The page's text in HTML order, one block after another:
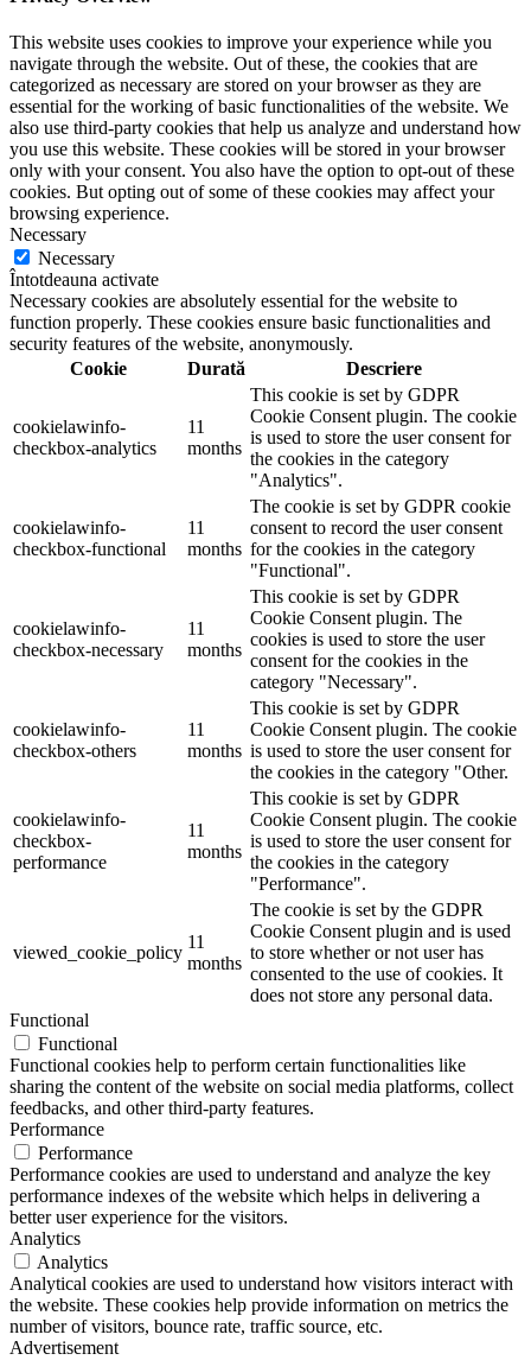
This website uses cookies to improve your experience while you
navigate through the website. Out of these, the cookies that are
categorized as necessary are stored on your browser as they are
essential for the working of basic functionalities of the website. We
also use third-party cookies that help us analyze and understand how
you use this website. These cookies will be stored in your browser
only with your consent. You also have the option to opt-out of these
cookies. But opting out of some of these cookies may affect your
browsing experience.
Necessary
Necessary
Întotdeauna activate
Necessary cookies are absolutely essential for the website to
function properly. These cookies ensure basic functionalities and
security features of the website, anonymously.
Cookie
Durată Descriere
cookielawinfo-
checkbox-analytics
11
months
This cookie is set by GDPR
Cookie Consent plugin. The cookie
is used to store the user consent for
the cookies in the category
"Analytics".
cookielawinfo-
checkbox-functional
11
months
The cookie is set by GDPR cookie
consent to record the user consent
for the cookies in the category
"Functional".
cookielawinfo-
checkbox-necessary
11
months
This cookie is set by GDPR
Cookie Consent plugin. The
cookies is used to store the user
consent for the cookies in the
category "Necessary".
cookielawinfo-
checkbox-others
11
months
This cookie is set by GDPR
Cookie Consent plugin. The cookie
is used to store the user consent for
the cookies in the category "Other.
cookielawinfo-
checkbox-
performance
11
months
This cookie is set by GDPR
Cookie Consent plugin. The cookie
is used to store the user consent for
the cookies in the category
"Performance".
viewed_cookie_policy
11
months
The cookie is set by the GDPR
Cookie Consent plugin and is used
to store whether or not user has
consented to the use of cookies. It
does not store any personal data.
Functional
Functional
Functional cookies help to perform certain functionalities like
sharing the content of the website on social media platforms, collect
feedbacks, and other third-party features.
Performance
Performance
Performance cookies are used to understand and analyze the key
performance indexes of the website which helps in delivering a
better user experience for the visitors.
Analytics
Analytics
Analytical cookies are used to understand how visitors interact with
the website. These cookies help provide information on metrics the
number of visitors, bounce rate, traffic source, etc.
Advertisement